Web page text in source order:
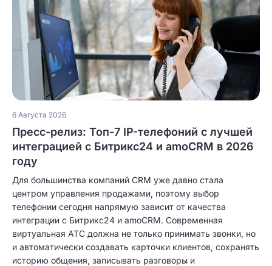
6 Августа 2026
Пресс-релиз: Топ-7 IP-телефоний с лучшей
интеграцией с Битрикс24 и amoCRM в 2026
году
Для большинства компаний CRM уже давно стала
центром управления продажами, поэтому выбор
телефонии сегодня напрямую зависит от качества
интеграции с Битрикс24 и amoCRM. Современная
виртуальная АТС должна не только принимать звонки, но
и автоматически создавать карточки клиентов, сохранять
историю общения, записывать разговоры и